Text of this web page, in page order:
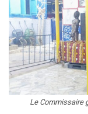
Le Commissaire